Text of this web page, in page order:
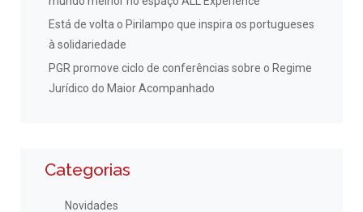
Está de volta o Pirilampo que inspira os portugueses
à solidariedade
PGR promove ciclo de conferências sobre o Regime
Jurídico do Maior Acompanhado
Categorias
Novidades